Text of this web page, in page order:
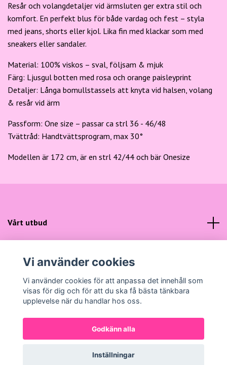
Resår och volangdetaljer vid ärmsluten ger extra stil och
komfort. En perfekt blus för både vardag och fest – styla
med jeans, shorts eller kjol. Lika fin med klackar som med
sneakers eller sandaler.
Material: 100% viskos – sval, följsam & mjuk
Färg: Ljusgul botten med rosa och orange paisleyprint
Detaljer: Långa bomullstassels att knyta vid halsen, volang
& resår vid ärm
Passform: One size – passar ca strl 36 - 46/48
Tvättråd: Handtvättsprogram, max 30°
Modellen är 172 cm, är en strl 42/44 och bär Onesize
Vårt utbud
Sociala medier
© 2026 Gunns ModePowered by Quickbutik
Vi använder cookies
Vi använder cookies för att anpassa det innehåll som
visas för dig och för att du ska få bästa tänkbara
upplevelse när du handlar hos oss.
Godkänn alla
Inställningar